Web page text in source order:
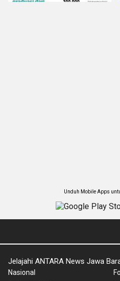
Unduh Mobile Apps
Jelajahi ANTARA News Jawa
Nasional